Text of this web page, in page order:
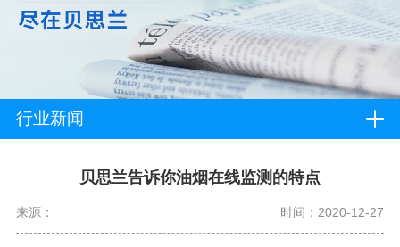
行业新闻
贝思兰告诉你油烟在线监测的特点
来源： 时间：2020-12-27